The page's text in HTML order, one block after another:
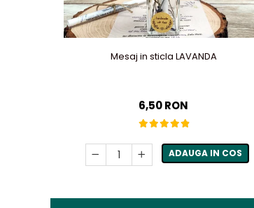
Mesaj in sticla LAVANDA
6,50 RON
ADAUGA IN COS